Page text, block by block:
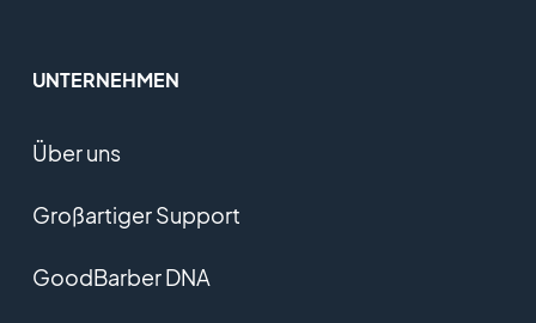
UNTERNEHMEN
Über uns
Großartiger Support
GoodBarber DNA